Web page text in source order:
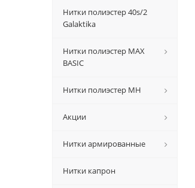
Нитки полиэстер 40s/2
Galaktika
Нитки полиэстер MAX
BASIC
Нитки полиэстер MH
Акции
Нитки армированные
Нитки капрон